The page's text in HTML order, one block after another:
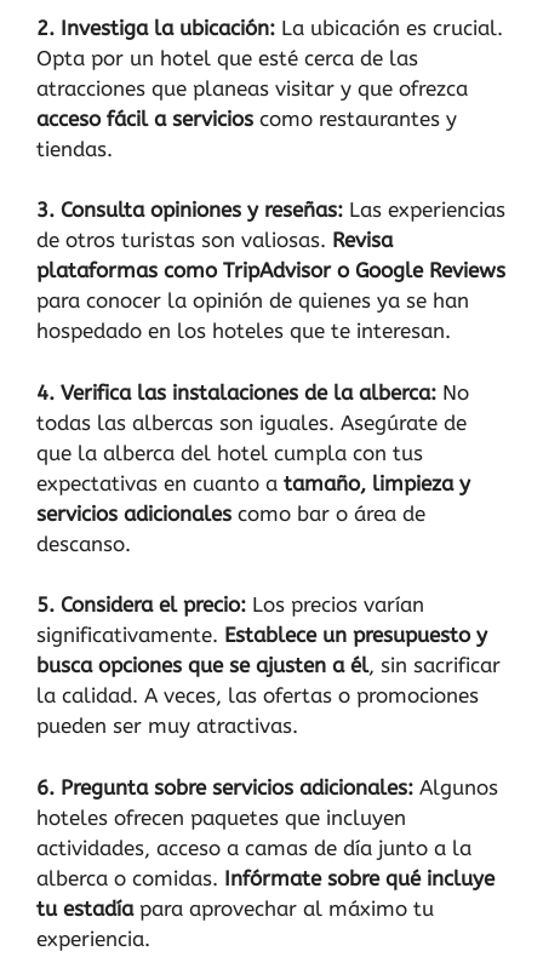
2. Investiga la ubicación: La ubicación es crucial.
Opta por un hotel que esté cerca de las
atracciones que planeas visitar y que ofrezca
acceso fácil a servicios como restaurantes y
tiendas.
3. Consulta opiniones y reseñas: Las experiencias
de otros turistas son valiosas. Revisa
plataformas como TripAdvisor o Google Reviews
para conocer la opinión de quienes ya se han
hospedado en los hoteles que te interesan.
4. Verifica las instalaciones de la alberca: No
todas las albercas son iguales. Asegúrate de
que la alberca del hotel cumpla con tus
expectativas en cuanto a tamaño, limpieza y
servicios adicionales como bar o área de
descanso.
5. Considera el precio: Los precios varían
significativamente. Establece un presupuesto y
busca opciones que se ajusten a él, sin sacrificar
la calidad. A veces, las ofertas o promociones
pueden ser muy atractivas.
6. Pregunta sobre servicios adicionales: Algunos
hoteles ofrecen paquetes que incluyen
actividades, acceso a camas de día junto a la
alberca o comidas. Infórmate sobre qué incluye
tu estadíapara aprovechar al máximo tu
experiencia.